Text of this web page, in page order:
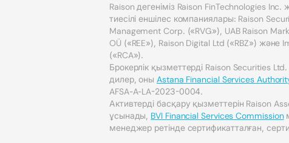
Raison дегеніміз Raison FinTechnologies
тиесілі еншілес компаниялары: Raison
Management Corp. («RVG»), UAB Raison
OÜ («REE»), Raison Digital Ltd («RBZ») және
(«RCA»).
Брокерлік қызметтерді Raison Securities
дилер, оны Astana Financial Services
AFSA-A-LA-2023-0004.
Активтерді басқару қызметтерін Raison
ұсынады, BVI Financial Services Commission
менеджер ретінде сертификатталған,